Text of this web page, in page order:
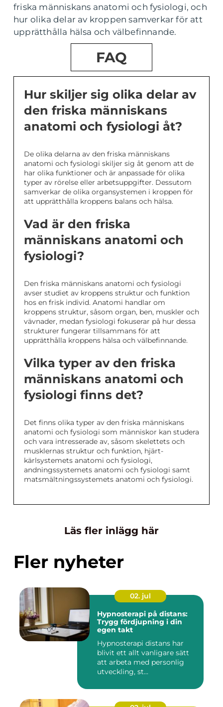
friska människans anatomi och fysiologi, och
hur olika delar av kroppen samverkar för att
upprätthålla hälsa och välbefinnande.
FAQ
Hur skiljer sig olika delar av
den friska människans
anatomi och fysiologi åt?
De olika delarna av den friska människans
anatomi och fysiologi skiljer sig åt genom att de
har olika funktioner och är anpassade för olika
typer av rörelse eller arbetsuppgifter. Dessutom
samverkar de olika organsystemen i kroppen för
att upprätthålla kroppens balans och hälsa.
Vad är den friska
människans anatomi och
fysiologi?
Den friska människans anatomi och fysiologi
avser studiet av kroppens struktur och funktion
hos en frisk individ. Anatomi handlar om
kroppens struktur, såsom organ, ben, muskler och
vävnader, medan fysiologi fokuserar på hur dessa
strukturer fungerar tillsammans för att
upprätthålla kroppens hälsa och välbefinnande.
Vilka typer av den friska
människans anatomi och
fysiologi finns det?
Det finns olika typer av den friska människans
anatomi och fysiologi som människor kan studera
och vara intresserade av, såsom skelettets och
musklernas struktur och funktion, hjärt-
kärlsystemets anatomi och fysiologi,
andningssystemets anatomi och fysiologi samt
matsmältningssystemets anatomi och fysiologi.
Läs fler inlägg här
Fler nyheter
02. jul
Hypnosterapi på distans:
Trygg fördjupning i din
egen takt
Hypnosterapi distans har
blivit ett allt vanligare sätt
att arbeta med personlig
utveckling, st...